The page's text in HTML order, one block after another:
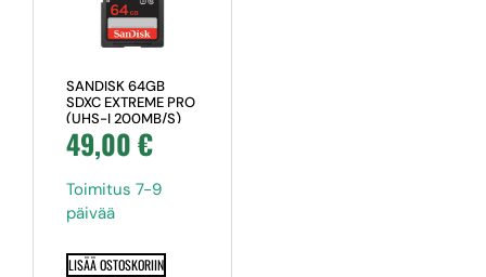
SANDISK 64GB
SDXC EXTREME PRO
(UHS-I 200MB/S)
49,00€
Toimitus 7-9
päivää
LISÄÄ OSTOSKORIIN